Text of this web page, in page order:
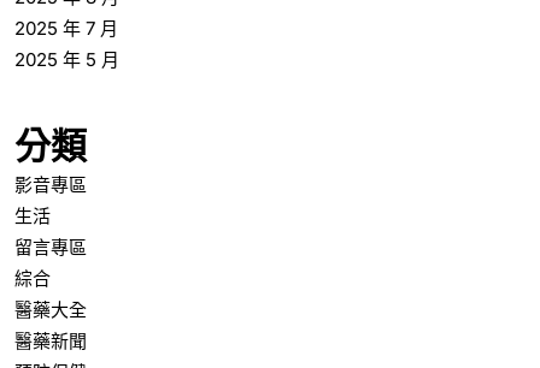
2025 年 7 月
2025 年 5 月
分類
影音專區
生活
留言專區
綜合
醫藥大全
醫藥新聞